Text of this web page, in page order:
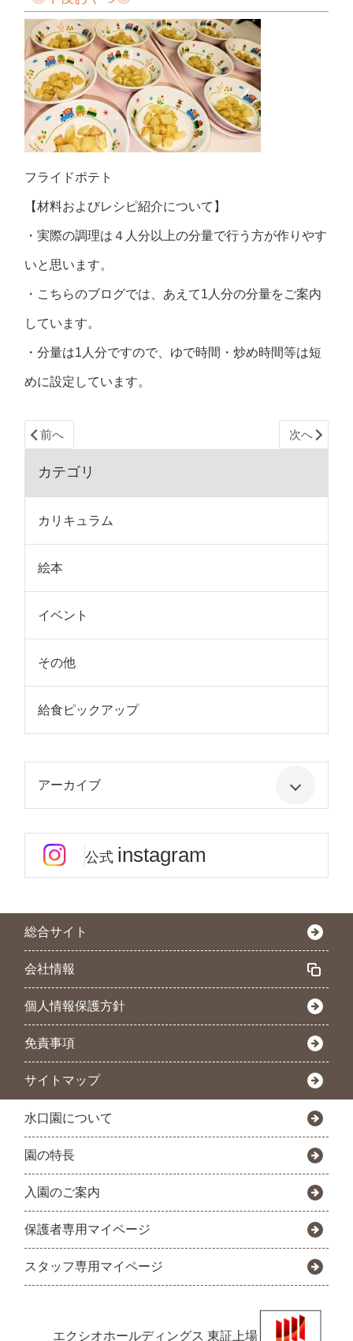
フライドポテト
【材料およびレシピ紹介について】
・実際の調理は４人分以上の分量で行う方が作りやす
いと思います。
・こちらのブログでは、あえて1人分の分量をご案内
しています。
・分量は1人分ですので、ゆで時間・炒め時間等は短
めに設定しています。
前へ 次へ
カテゴリ
カリキュラム
絵本
イベント
その他
給食ピックアップ
アーカイブ
公式 instagram
総合サイト
会社情報
個人情報保護方針
免責事項
サイトマップ
水口園について
園の特長
入園のご案内
保護者専用マイページ
スタッフ専用マイページ
エクシオホールディングス 東証上場